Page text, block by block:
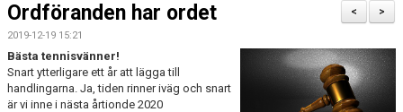
>
<
Ordföranden har ordet
2019-12-19 15:21
Bästa tennisvänner!
Snart ytterligare ett år att lägga till
handlingarna. Ja, tiden rinner iväg och snart
är vi inne i nästa årtionde 2020